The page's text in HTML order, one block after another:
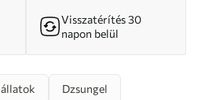
Visszatérítés 30
napon belül
állatok Dzsungel